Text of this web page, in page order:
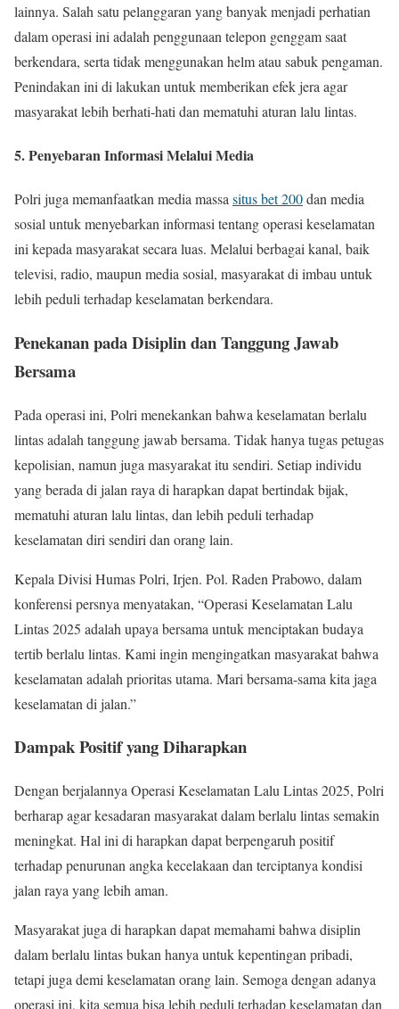
lainnya. Salah satu pelanggaran yang banyak menjadi perhatian
dalam operasi ini adalah penggunaan telepon genggam saat
berkendara, serta tidak menggunakan helm atau sabuk pengaman.
Penindakan ini di lakukan untuk memberikan efek jera agar
masyarakat lebih berhati-hati dan mematuhi aturan lalu lintas.
5. Penyebaran Informasi Melalui Media
Polri juga memanfaatkan media massa situs bet 200dan media
sosial untuk menyebarkan informasi tentang operasi keselamatan
ini kepada masyarakat secara luas. Melalui berbagai kanal, baik
televisi, radio, maupun media sosial, masyarakat di imbau untuk
lebih peduli terhadap keselamatan berkendara.
Penekanan pada Disiplin dan Tanggung Jawab
Bersama
Pada operasi ini, Polri menekankan bahwa keselamatan berlalu
lintas adalah tanggung jawab bersama. Tidak hanya tugas petugas
kepolisian, namun juga masyarakat itu sendiri. Setiap individu
yang berada di jalan raya di harapkan dapat bertindak bijak,
mematuhi aturan lalu lintas, dan lebih peduli terhadap
keselamatan diri sendiri dan orang lain.
Kepala Divisi Humas Polri, Irjen. Pol. Raden Prabowo, dalam
konferensi persnya menyatakan, “Operasi Keselamatan Lalu
Lintas 2025 adalah upaya bersama untuk menciptakan budaya
tertib berlalu lintas. Kami ingin mengingatkan masyarakat bahwa
keselamatan adalah prioritas utama. Mari bersama-sama kita jaga
keselamatan di jalan.”
Dampak Positif yang Diharapkan
Dengan berjalannya Operasi Keselamatan Lalu Lintas 2025, Polri
berharap agar kesadaran masyarakat dalam berlalu lintas semakin
meningkat. Hal ini di harapkan dapat berpengaruh positif
terhadap penurunan angka kecelakaan dan terciptanya kondisi
jalan raya yang lebih aman.
Masyarakat juga di harapkan dapat memahami bahwa disiplin
dalam berlalu lintas bukan hanya untuk kepentingan pribadi,
tetapi juga demi keselamatan orang lain. Semoga dengan adanya
operasi ini, kita semua bisa lebih peduli terhadap keselamatan dan